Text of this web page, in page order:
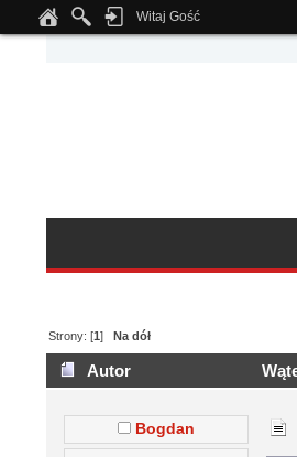
Notice: Undefined index: tapatalk_body_hook in
Witaj Gość
Strony: [1]Na dół
Autor
Bogdan